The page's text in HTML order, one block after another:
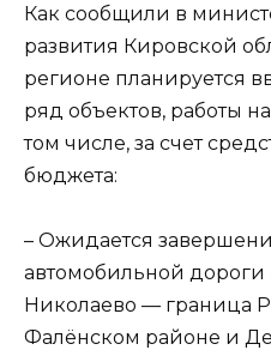
Как сообщили в
развития Кировской
регионе планируется
ряд объектов, работы
том числе, за счет
бюджета:
– Ожидается
автомобильной
Николаево — граница
Фалёнском районе и